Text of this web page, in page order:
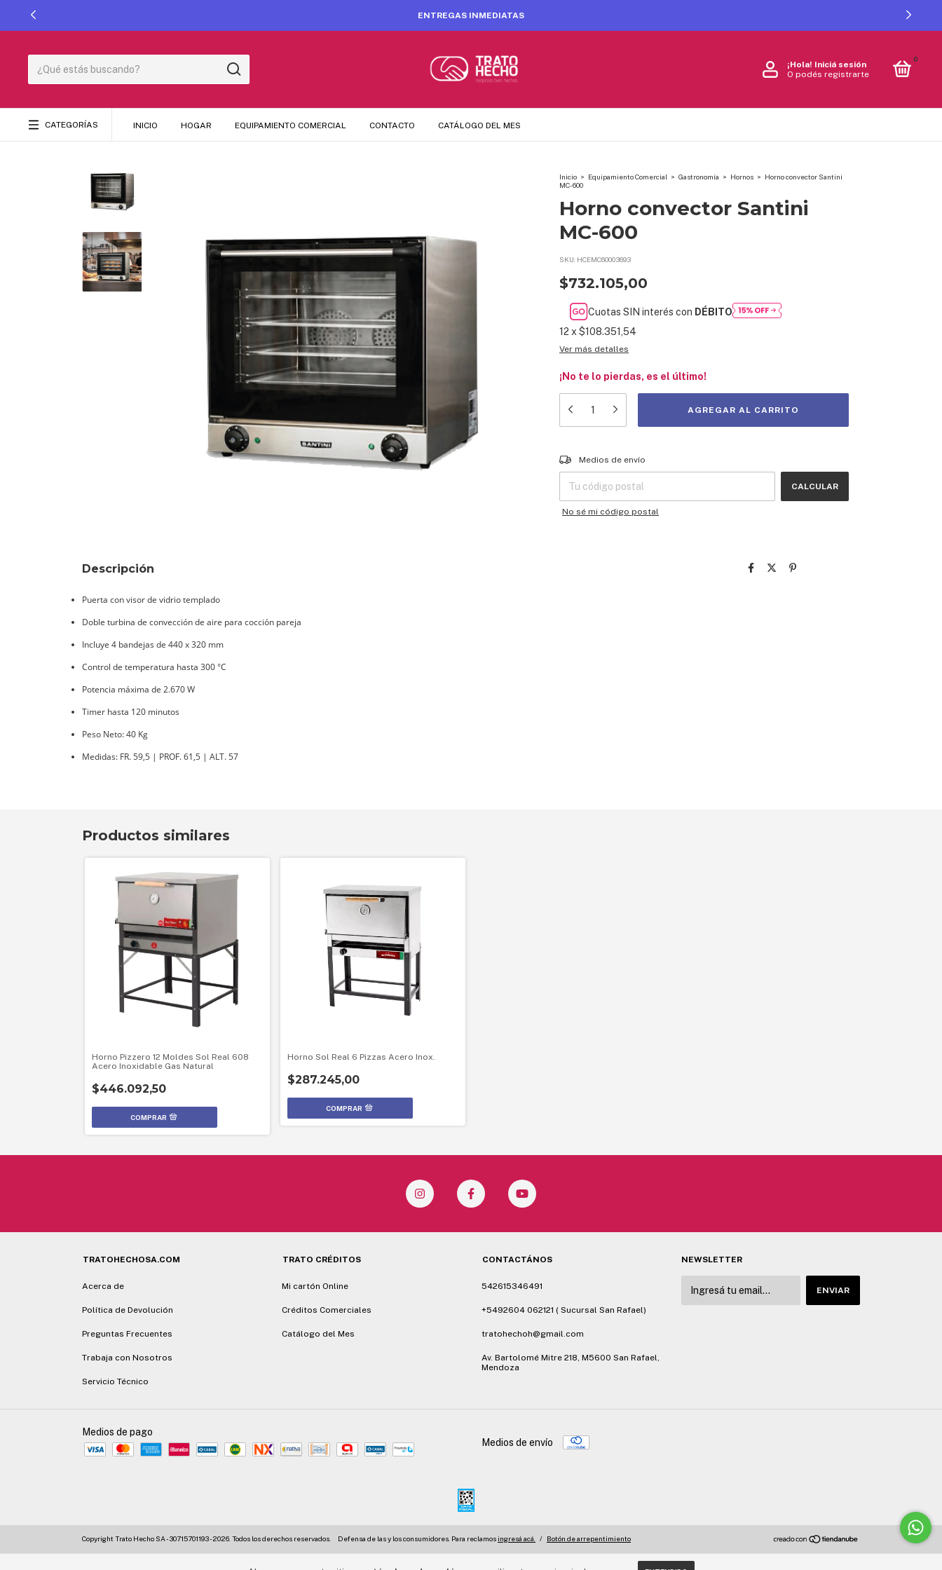
ENTREGAS INMEDIATAS
¡Hola! Iniciá sesión
O podés registrarte
0
CATEGORÍAS INICIO HOGAR EQUIPAMIENTO COMERCIAL CONTACTO CATÁLOGO DEL MES
Inicio > Equipamiento Comercial > Gastronomía > Hornos > Horno convector Santini
MC-600
Horno convector Santini
MC-600
SKU: HCEMC60003693
$732.105,00
Cuotas SIN interés con DÉBITO
12 x $108.351,54
Ver más detalles
¡No te lo pierdas, es el último!
Entregas para el CP:
Medios de envío
CALCULAR
No sé mi código postal
Descripción
Puerta con visor de vidrio templado
Doble turbina de convección de aire para cocción pareja
Incluye 4 bandejas de 440 x 320 mm
Control de temperatura hasta 300 °C
Potencia máxima de 2.670 W
Timer hasta 120 minutos
Peso Neto: 40 Kg
Medidas: FR. 59,5 | PROF. 61,5 | ALT. 57
Productos similares
Horno Pizzero 12 Moldes Sol Real 608
Acero Inoxidable Gas Natural
$446.092,50
Horno Sol Real 6 Pizzas Acero Inox.
$287.245,00
TRATOHECHOSA.COM
Acerca de
Política de Devolución
Preguntas Frecuentes
Trabaja con Nosotros
Servicio Técnico
TRATO CRÉDITOS
Mi cartón Online
Créditos Comerciales
Catálogo del Mes
CONTACTÁNOS
542615346491
+5492604 062121 ( Sucursal San Rafael)
tratohechoh@gmail.com
Av. Bartolomé Mitre 218, M5600 San Rafael,
Mendoza
NEWSLETTER
Medios de pago
Medios de envío
Copyright Trato Hecho SA - 30715701193 - 2026. Todos los derechos reservados. Defensa de las y los consumidores. Para reclamos ingresá acá. / Botón de arrepentimiento